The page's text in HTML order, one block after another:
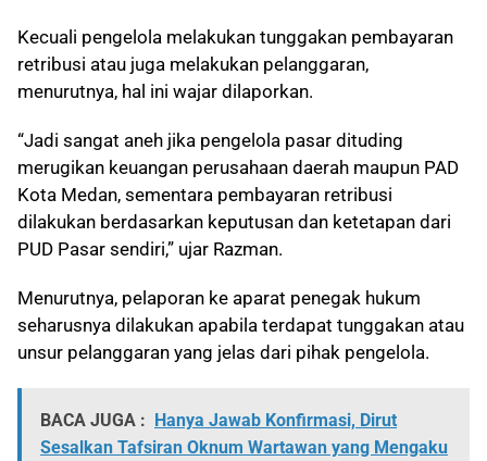
Kecuali pengelola melakukan tunggakan pembayaran
retribusi atau juga melakukan pelanggaran,
menurutnya, hal ini wajar dilaporkan.
“Jadi sangat aneh jika pengelola pasar dituding
merugikan keuangan perusahaan daerah maupun PAD
Kota Medan, sementara pembayaran retribusi
dilakukan berdasarkan keputusan dan ketetapan dari
PUD Pasar sendiri,” ujar Razman.
Menurutnya, pelaporan ke aparat penegak hukum
seharusnya dilakukan apabila terdapat tunggakan atau
unsur pelanggaran yang jelas dari pihak pengelola.
BACA JUGA : Hanya Jawab Konfirmasi, Dirut
Sesalkan Tafsiran Oknum Wartawan yang Mengaku